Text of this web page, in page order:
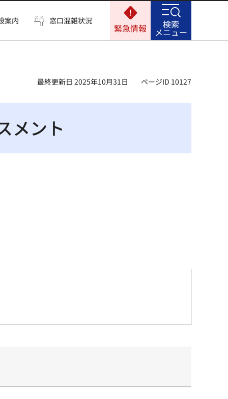
案内 窓口混雑状況
緊急情報 検索
メニュー
最終更新日 2025年10月31日 ページID 10127
メント